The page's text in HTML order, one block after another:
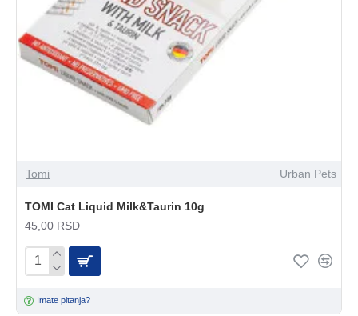
Tomi Urban Pets
TOMI Cat Liquid Milk&Taurin 10g
45,00 RSD
Imate pitanja?